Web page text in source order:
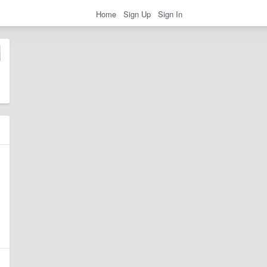
Home Sign Up Sign In